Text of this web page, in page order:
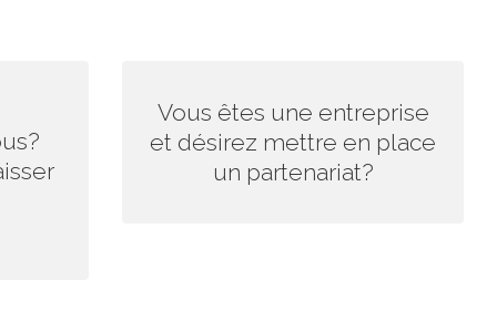
afin de
1er
Vous êtes une entreprise
et désirez mettre en place
un partenariat?
ENVOYEZ-NOUS VOTRE DEMANDE!
Nous sommes très flexibles, nous vous
répondrons rapidement.